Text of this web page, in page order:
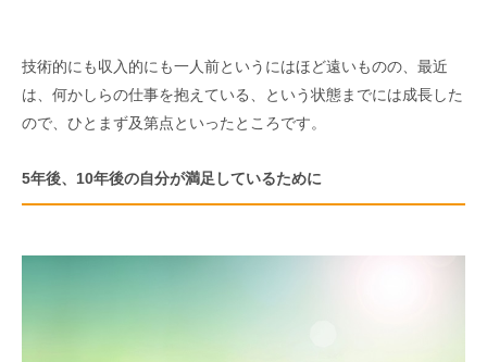
技術的にも収入的にも一人前というにはほど遠いものの、最近
は、何かしらの仕事を抱えている、という状態までには成長した
ので、ひとまず及第点といったところです。
5年後、10年後の自分が満足しているために